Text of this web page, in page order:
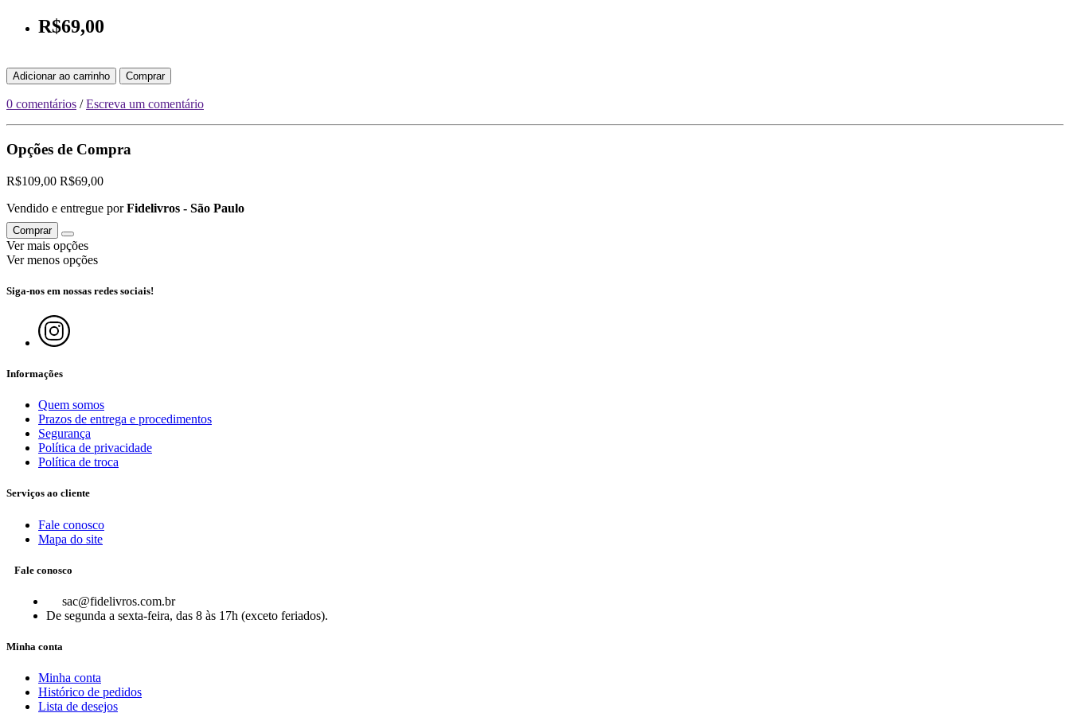
R$69,00
Adicionar ao carrinho Comprar
0 comentários /Escreva um comentário
Opções de Compra
R$109,00 R$69,00
Vendido e entregue porFidelivros - São Paulo
Comprar
Ver mais opções
Ver menos opções
Siga-nos em nossas redes sociais!
Informações
Quem somos
Prazos de entrega e procedimentos
Segurança
Política de privacidade
Política de troca
Serviços ao cliente
Fale conosco
Mapa do site
Fale conosco
sac@fidelivros.com.br
De segunda a sexta-feira, das 8 às 17h (exceto feriados).
Minha conta
Minha conta
Histórico de pedidos
Lista de desejos